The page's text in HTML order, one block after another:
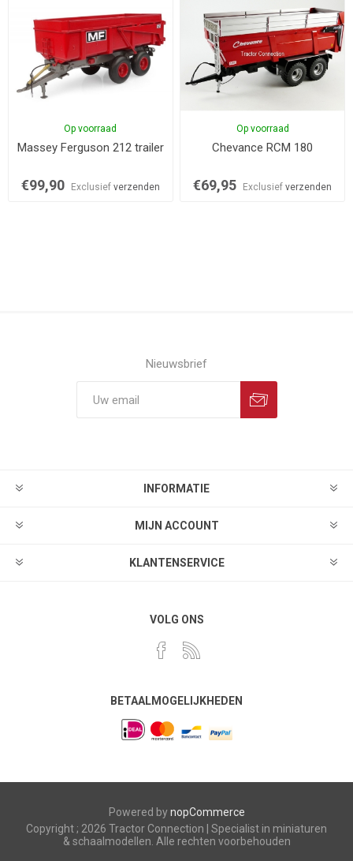
Op voorraad
Massey Ferguson 212 trailer
€99,90 Exclusief verzenden
Op voorraad
Chevance RCM 180
€69,95 Exclusiefverzenden
Nieuwsbrief
INFORMATIE
MIJN ACCOUNT
KLANTENSERVICE
VOLG ONS
BETAALMOGELIJKHEDEN
Powered bynopCommerce
Copyright ; 2026 Tractor Connection | Specialist in miniaturen
& schaalmodellen. Alle rechten voorbehouden